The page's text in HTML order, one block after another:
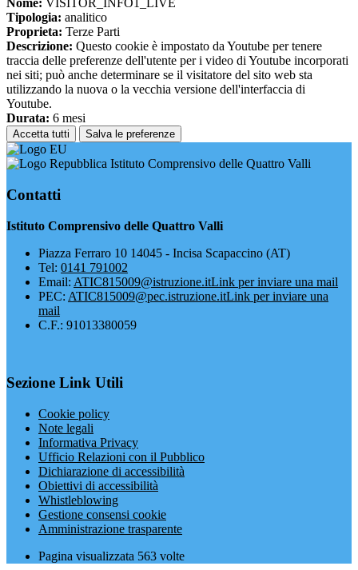
Nome: VISITOR_INFO1_LIVE
Tipologia: analitico
Proprieta: Terze Parti
Descrizione: Questo cookie è impostato da Youtube per tenere
traccia delle preferenze dell'utente per i video di Youtube incorporati
nei siti; può anche determinare se il visitatore del sito web sta
utilizzando la nuova o la vecchia versione dell'interfaccia di
Youtube.
Durata: 6 mesi
Accetta tutti Salva le preferenze
Istituto Comprensivo delle Quattro Valli
Contatti
Istituto Comprensivo delle Quattro Valli
Piazza Ferraro 10 14045 - Incisa Scapaccino (AT)
Tel: 0141 791002
Email: ATIC815009@istruzione.itLink per inviare una mail
PEC: ATIC815009@pec.istruzione.itLink per inviare una
mail
C.F.: 91013380059
Sezione Link Utili
Cookie policy
Note legali
Informativa Privacy
Ufficio Relazioni con il Pubblico
Dichiarazione di accessibilità
Obiettivi di accessibilità
Whistleblowing
Gestione consensi cookie
Amministrazione trasparente
Pagina visualizzata 563 volte